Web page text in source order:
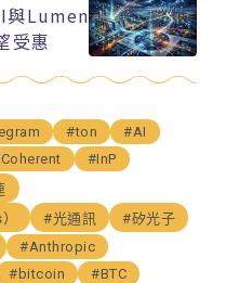
與Lumen
受惠
#ton
#AI
#InP
#光通訊
#矽光子
#Anthropic
#bitcoin
#BTC